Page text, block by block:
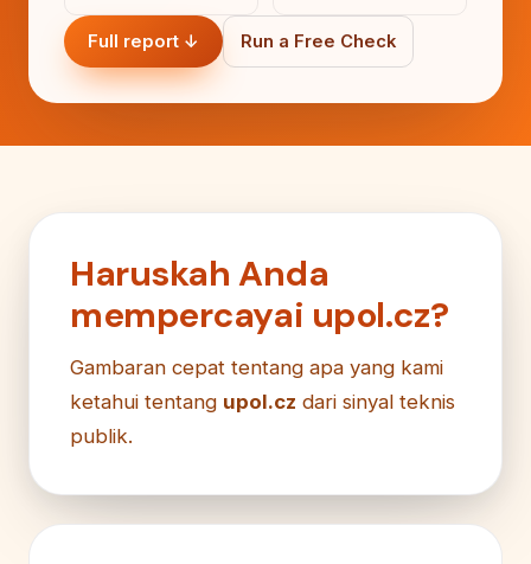
Full report ↓ Run a Free Check
Haruskah Anda
mempercayai upol.cz?
Gambaran cepat tentang apa yang kami
ketahui tentang upol.cz dari sinyal teknis
publik.